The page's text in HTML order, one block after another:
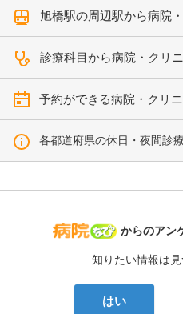
旭橋駅の周辺駅から病院
診療科目から病院・クリ
予約ができる病院・クリ
各都道府県の休日・夜間診
病院なび
からのアン
知りたい情報は
はい